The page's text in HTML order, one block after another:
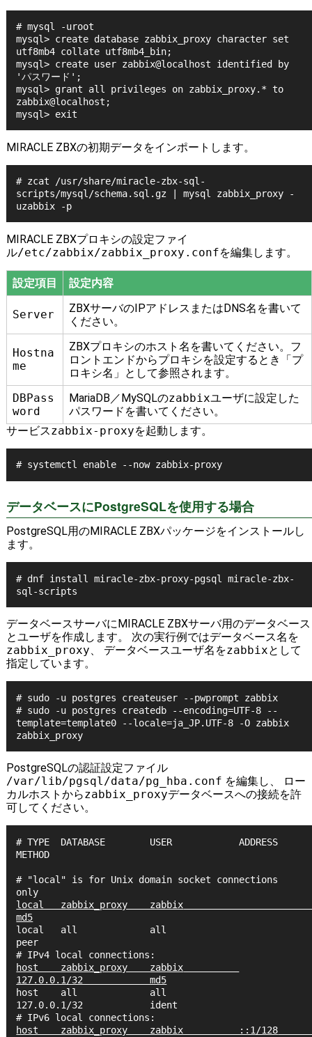
# mysql -uroot
mysql> create database zabbix_proxy character set
utf8mb4 collate utf8mb4_bin;
mysql> create user zabbix@localhost identified by
'パスワード';
mysql> grant all privileges on zabbix_proxy.* to
zabbix@localhost;
MIRACLE ZBXの初期データをインポートします。
# zcat /usr/share/miracle-zbx-sql-
scripts/mysql/schema.sql.gz | mysql zabbix_proxy -
MIRACLE ZBXプロキシの設定ファイ
ル/etc/zabbix/zabbix_proxy.confを編集します。
設定項目 設定内容
Server
ZBXサーバのIPアドレスまたはDNS名を書いて
ください。
Hostna
me
ZBXプロキシのホスト名を書いてください。フ
ロントエンドからプロキシを設定するとき「プ
ロキシ名」として参照されます。
DBPass
word
MariaDB／MySQLのzabbixユーザに設定した
パスワードを書いてください。
サービスzabbix-proxyを起動します。
データベースにPostgreSQLを使用する場合
PostgreSQL用のMIRACLE ZBXパッケージをインストールし
ます。
# dnf install miracle-zbx-proxy-pgsql miracle-zbx-
sql-scripts
データベースサーバにMIRACLE ZBXサーバ用のデータベース
とユーザを作成します。 次の実行例ではデータベース名を
zabbix_proxy、 データベースユーザ名をzabbixとして
指定しています。
# sudo -u postgres createuser --pwprompt zabbix
# sudo -u postgres createdb --encoding=UTF-8 --
template=template0 --locale=ja_JP.UTF-8 -O zabbix
PostgreSQLの認証設定ファイル
/var/lib/pgsql/data/pg_hba.conf を編集し、 ロー
カルホストからzabbix_proxyデータベースへの接続を許
可してください。
# TYPE  DATABASE        USER            ADDRESS
METHOD
# "local" is for Unix domain socket connections
local   zabbix_proxy    zabbix
md5
local   all             all
peer
host    zabbix_proxy    zabbix
127.0.0.1/32            md5
host    all             all
127.0.0.1/32            ident
host    zabbix_proxy    zabbix          ::1/128